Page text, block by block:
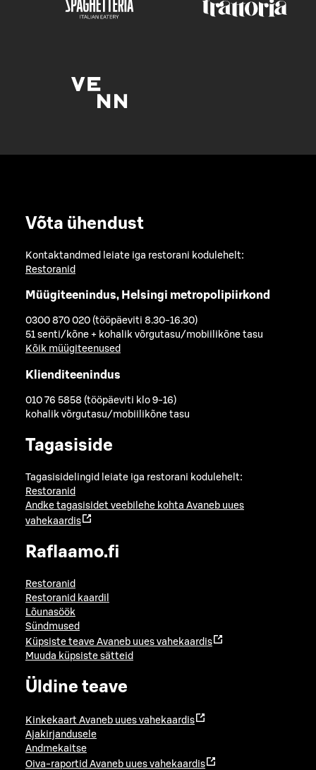
Võta ühendust
Kontaktandmed leiate iga restorani kodulehelt:
Restoranid
Müügiteenindus, Helsingi metropolipiirkond
0300 870 020 (tööpäeviti 8.30-16.30)
51 senti/kõne + kohalik võrgutasu/mobiilikõne tasu
Kõik müügiteenused
Klienditeenindus
010 76 5858 (tööpäeviti klo 9-16)
kohalik võrgutasu/mobiilikõne tasu
Tagasiside
Tagasisidelingid leiate iga restorani kodulehelt:
Restoranid
Andke tagasisidet veebilehe kohta Avaneb uues
vahekaardis
Raflaamo.fi
Restoranid
Restoranid kaardil
Lõunasöök
Sündmused
Küpsiste teave Avaneb uues vahekaardis
Muuda küpsiste sätteid
Üldine teave
Kinkekaart Avaneb uues vahekaardis
Ajakirjandusele
Andmekaitse
Oiva-raportid Avaneb uues vahekaardis